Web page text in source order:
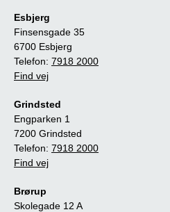
Esbjerg
Finsensgade 35
6700 Esbjerg
Telefon: 7918 2000
Find vej
Grindsted
Engparken 1
7200 Grindsted
Telefon: 7918 2000
Find vej
Brørup
Skolegade 12 A